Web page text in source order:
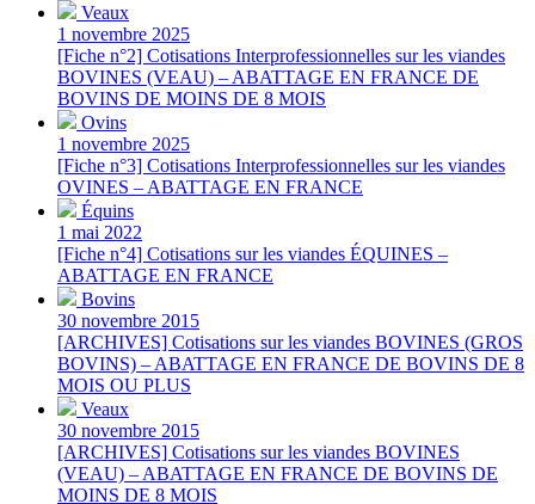
Veaux
1 novembre 2025
[Fiche n°2] Cotisations Interprofessionnelles sur les viandes
BOVINES (VEAU) – ABATTAGE EN FRANCE DE
BOVINS DE MOINS DE 8 MOIS
Ovins
1 novembre 2025
[Fiche n°3] Cotisations Interprofessionnelles sur les viandes
OVINES – ABATTAGE EN FRANCE
Équins
1 mai 2022
[Fiche n°4] Cotisations sur les viandes ÉQUINES –
ABATTAGE EN FRANCE
Bovins
30 novembre 2015
[ARCHIVES] Cotisations sur les viandes BOVINES (GROS
BOVINS) – ABATTAGE EN FRANCE DE BOVINS DE 8
MOIS OU PLUS
Veaux
30 novembre 2015
[ARCHIVES] Cotisations sur les viandes BOVINES
(VEAU) – ABATTAGE EN FRANCE DE BOVINS DE
MOINS DE 8 MOIS